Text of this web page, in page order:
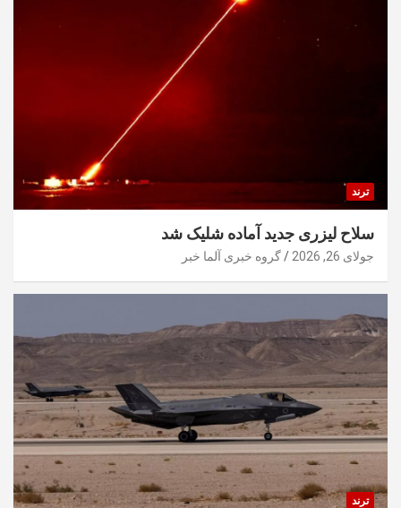
ترند
سلاح لیزری جدید آماده شلیک شد
جولای 26, 2026 گروه خبری آلما خبر
ترند